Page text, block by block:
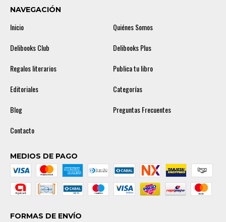
NAVEGACIÓN
Inicio
Quiénes Somos
Delibooks Club
Delibooks Plus
Regalos literarios
Publica tu libro
Editoriales
Categorías
Blog
Preguntas Frecuentes
Contacto
MEDIOS DE PAGO
FORMAS DE ENVÍO